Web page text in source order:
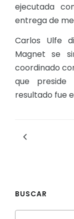
ejecutada
entrega de
Carlos Ulfe
Magnet se
coordinado
que
resultado fue
BUSCAR